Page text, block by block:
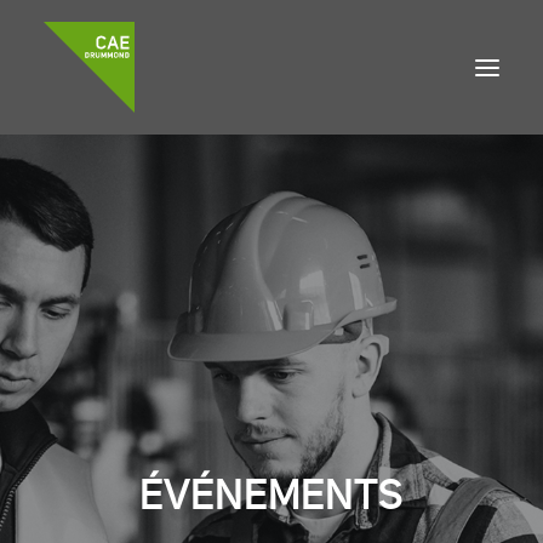
À propos
Accompagnement
Développement local
Emplois
DEMANDE DE FINANCEMENT
Nouvelles
ÉVÉNEMENTS